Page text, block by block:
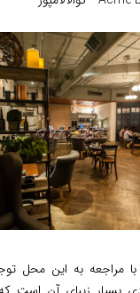
مراجعه به این محل